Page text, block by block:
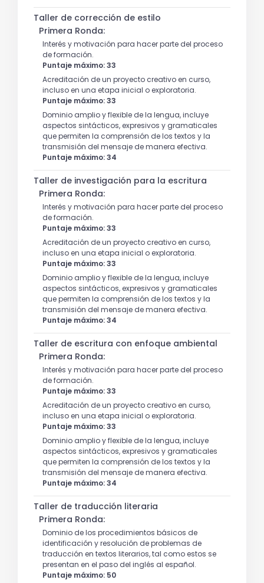
Taller de corrección de estilo
Primera Ronda:
Interés y motivación para hacer parte del proceso
de formación.
Puntaje máximo: 33
Acreditación de un proyecto creativo en curso,
incluso en una etapa inicial o exploratoria.
Puntaje máximo: 33
Dominio amplio y flexible de la lengua, incluye
aspectos sintácticos, expresivos y gramaticales
que permiten la comprensión de los textos y la
transmisión del mensaje de manera efectiva.
Puntaje máximo: 34
Taller de investigación para la escritura
Primera Ronda:
Interés y motivación para hacer parte del proceso
de formación.
Puntaje máximo: 33
Acreditación de un proyecto creativo en curso,
incluso en una etapa inicial o exploratoria.
Puntaje máximo: 33
Dominio amplio y flexible de la lengua, incluye
aspectos sintácticos, expresivos y gramaticales
que permiten la comprensión de los textos y la
transmisión del mensaje de manera efectiva.
Puntaje máximo: 34
Taller de escritura con enfoque ambiental
Primera Ronda:
Interés y motivación para hacer parte del proceso
de formación.
Puntaje máximo: 33
Acreditación de un proyecto creativo en curso,
incluso en una etapa inicial o exploratoria.
Puntaje máximo: 33
Dominio amplio y flexible de la lengua, incluye
aspectos sintácticos, expresivos y gramaticales
que permiten la comprensión de los textos y la
transmisión del mensaje de manera efectiva.
Puntaje máximo: 34
Taller de traducción literaria
Primera Ronda:
Dominio de los procedimientos básicos de
identificación y resolución de problemas de
traducción en textos literarios, tal como estos se
presentan en el paso del inglés al español.
Puntaje máximo: 50